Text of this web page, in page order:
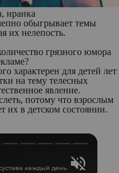
иранка
обыгрывает темы
их нелепость.
грязного юмора
характерен для детей лет
на тему телесных
явление.
потому что взрослым
их в детском состоянии.